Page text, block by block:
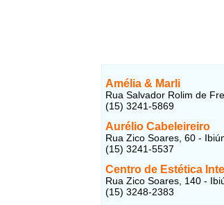
Amélia & Marli
Rua Salvador Rolim de
(15) 3241-5869
Aurélio Cabeleireiro
Rua Zico Soares, 60 -
(15) 3241-5537
Centro de Estética
Rua Zico Soares, 140 -
(15) 3248-2383